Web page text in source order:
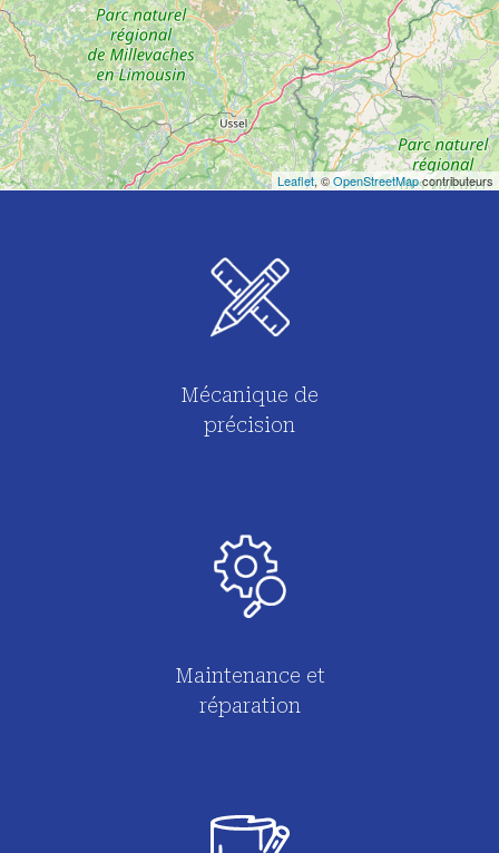
Leaflet, ©OpenStreetMapcontributeurs
Mécanique de
précision
Maintenance et
réparation